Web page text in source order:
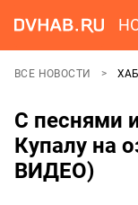
ВСЕ НОВОСТИ
С песнями
Купалу на
ВИДЕО)